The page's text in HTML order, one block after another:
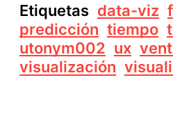
Etiquetas data-viz
predicción tiempo
utonym002 ux
visualización